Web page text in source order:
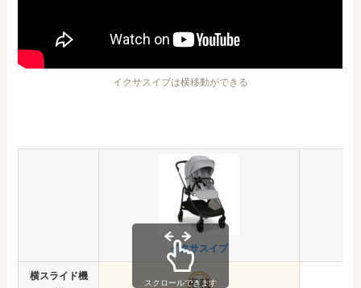
イクサスイブは横移動ができる
イクサスイブ
横スライド機
搭載
スクロールできます